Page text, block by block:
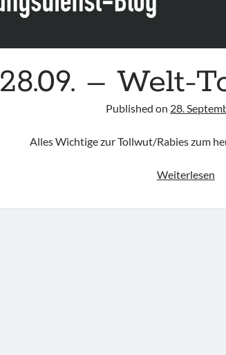
28.09. – Welt-
Published on 28.
Alles Wichtige zur Tollwut/Rabies zum
Weiterlesen